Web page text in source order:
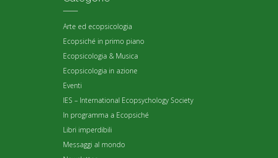
Arte ed ecopsicologia
Ecopsiché in primo piano
Ecopsicologia & Musica
Ecopsicologia in azione
Eventi
IES – International Ecopsychology Society
In programma a Ecopsiché
Libri imperdibili
Messaggi al mondo